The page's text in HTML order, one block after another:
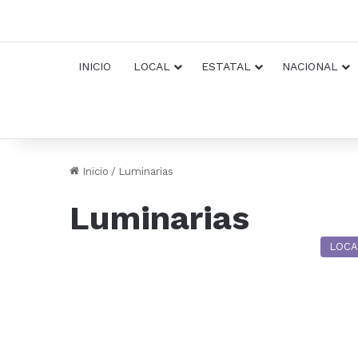
INICIO LOCAL ESTATAL NACIONAL
Inicio / Luminarias
Luminarias